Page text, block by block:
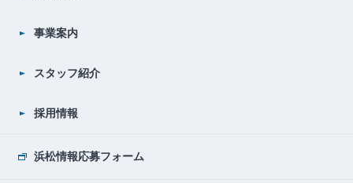
事業案内
スタッフ紹介
採用情報
浜松情報応募フォーム